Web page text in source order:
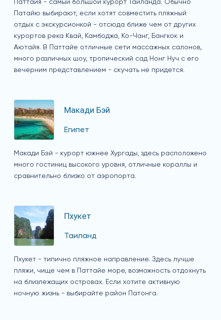
Паттайя - самый большой курорт Таиланда. Обычно
Патайю выбирают, если хотят совместить пляжный
отдых с экскурсионкой - отсюда ближе чем от других
курортов река Квай, Камбоджа, Ко-Чанг, Бангкок и
Аютайя. В Паттайе отличные сети массажных салонов,
много различных шоу, тропический сад Нонг Нуч с его
вечерним представлением - скучать не придется.
Макади Бэй
Египет
Макади Бэй - курорт южнее Хургады, здесь расположено
много гостиниц высокого уровня, отличные кораллы и
сравнительно близко от аэропорта.
Пхукет
Таиланд
Пхукет - типично пляжное направление. Здесь лучше
пляжи, чище чем в Паттайе море, возможность отдохнуть
на близлежащих островах. Если хотите активную
ночную жизнь - выбирайте район Патонга.